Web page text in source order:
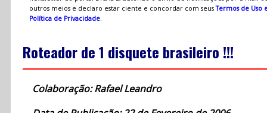
outros meios e declaro estar ciente e concordar com seusTermos de Uso
Política de Privacidade.
Roteador de 1 disquete brasileiro !!!
Colaboração: Rafael Leandro